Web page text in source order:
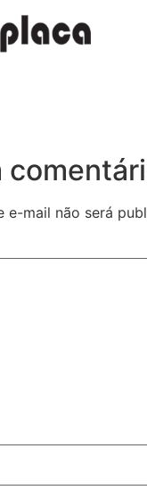
e-mail não será